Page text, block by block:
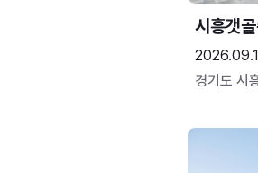
시흥갯골
경기도 시